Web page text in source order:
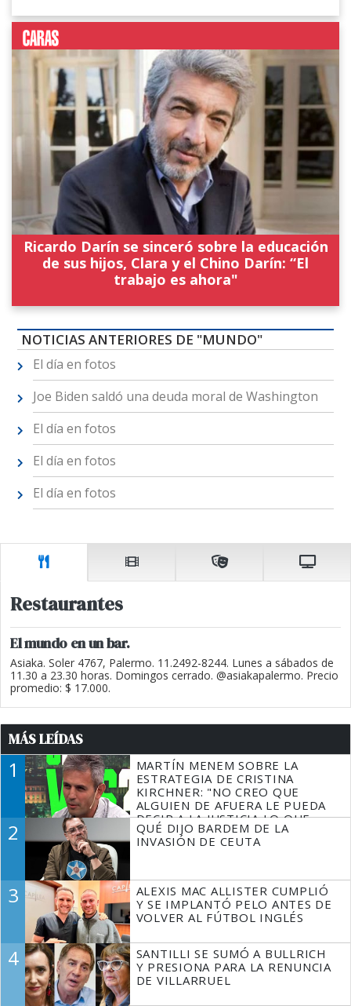
Ricardo Darín se sinceró sobre la educación
de sus hijos, Clara y el Chino Darín: “El
trabajo es ahora"
NOTICIAS ANTERIORES DE "MUNDO"
El día en fotos
Joe Biden saldó una deuda moral de Washington
El día en fotos
El día en fotos
El día en fotos
Restaurantes
El mundo en un bar.
Asiaka. Soler 4767, Palermo. 11.2492-8244. Lunes a sábados de
11.30 a 23.30 horas. Domingos cerrado. @asiakapalermo. Precio
promedio: $ 17.000.
MÁS LEÍDAS
1
MARTÍN MENEM SOBRE LA
ESTRATEGIA DE CRISTINA
KIRCHNER: "NO CREO QUE
ALGUIEN DE AFUERA LE PUEDA
DECIR A LA JUSTICIA LO QUE
TIENE QUE HACER"
2
QUÉ DIJO BARDEM DE LA
INVASIÓN DE CEUTA
3
ALEXIS MAC ALLISTER CUMPLIÓ
Y SE IMPLANTÓ PELO ANTES DE
VOLVER AL FÚTBOL INGLÉS
4
SANTILLI SE SUMÓ A BULLRICH
Y PRESIONA PARA LA RENUNCIA
DE VILLARRUEL